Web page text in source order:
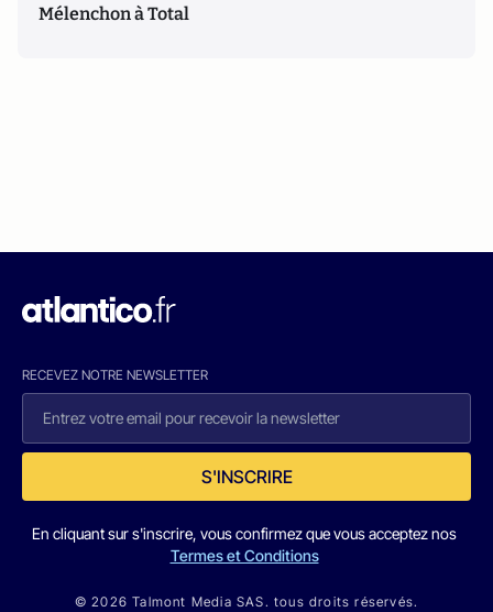
Mélenchon à Total
RECEVEZ NOTRE NEWSLETTER
S'INSCRIRE
En cliquant sur s'inscrire, vous confirmez que vous acceptez nos
Termes et Conditions
© 2026 Talmont Media SAS. tous droits réservés.